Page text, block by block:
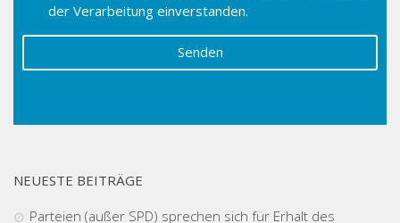
der Verarbeitung einverstanden.
NEUESTE BEITRÄGE
Parteien (außer SPD) sprechen sich für Erhalt des